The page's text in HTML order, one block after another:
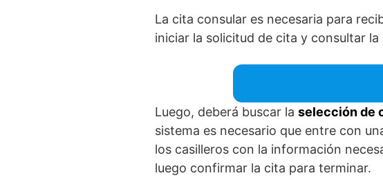
La cita consular es necesaria para
iniciar la solicitud de cita y consultar
Luego, deberá buscar la selección de
sistema es necesario que entre con
los casilleros con la información
luego confirmar la cita para terminar.